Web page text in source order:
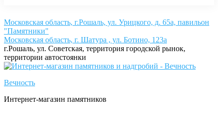
Московская область, г.Рошаль, ул. Урицкого, д. 65а, павильон
"Памятники"
Московская область, г. Шатура , ул. Ботино, 123а
г.Рошаль, ул. Советская, территория городской рынок,
территории автостоянки
Вечность
Интернет-магазин памятников